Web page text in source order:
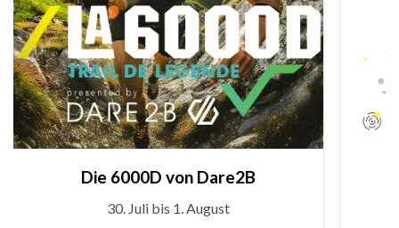
Die 6000D von Dare2B
30. Juli bis 1. August